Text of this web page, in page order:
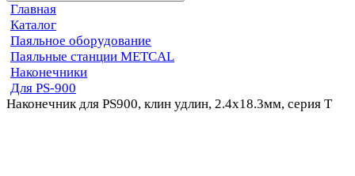
Главная
Каталог
Паяльное оборудование
Паяльные станции METCAL
Наконечники
Для PS-900
Наконечник для PS900, клин удлин, 2.4х18.3мм, серия T